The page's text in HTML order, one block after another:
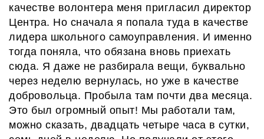
качестве волонтера меня пригласил директор
Центра. Но сначала я попала туда в качестве
лидера школьного самоуправления. И именно
тогда поняла, что обязана вновь приехать
сюда. Я даже не разбирала вещи, буквально
через неделю вернулась, но уже в качестве
добровольца. Пробыла там почти два месяца.
Это был огромный опыт! Мы работали там,
можно сказать, двадцать четыре часа в сутки,